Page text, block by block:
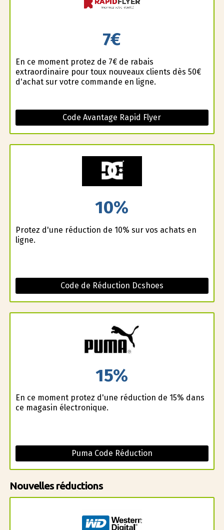
7€
En ce moment profitez de 7€ de rabais
extraordinaire pour toux nouveaux clients dès 50€
d'achat sur votre commande en ligne.
Code Avantage Rapid Flyer
10%
Profitez d'une réduction de 10% sur vos achats en
ligne.
Code de Réduction Dcshoes
15%
En ce moment profitez d'une réduction de 15% dans
ce magasin électronique.
Puma Code Réduction
Nouvelles réductions